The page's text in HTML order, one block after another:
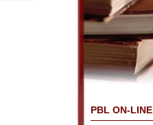
PBL ON-LINE